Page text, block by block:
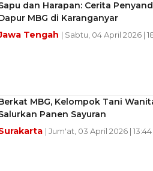
dan Harapan: Cerita
MBG di Karanganyar
Tengah | Sabtu, 04 April 2026 |
MBG, Kelompok Tani
Panen Sayuran
| Jum'at, 03 April 2026 |